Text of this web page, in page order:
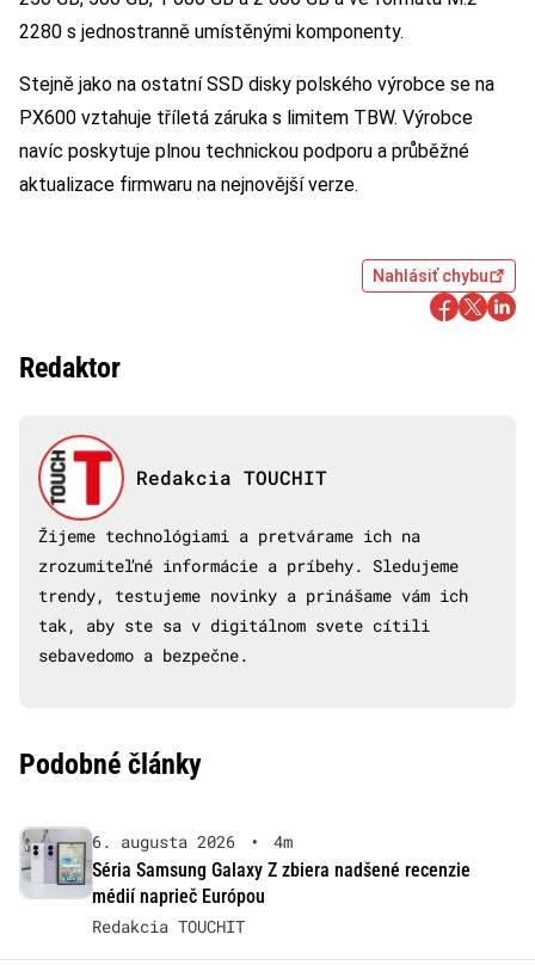
2280 s jednostranně umístěnými komponenty.
Stejně jako na ostatní SSD disky polského výrobce se na
PX600 vztahuje tříletá záruka s limitem TBW. Výrobce
navíc poskytuje plnou technickou podporu a průběžné
aktualizace firmwaru na nejnovější verze.
Nahlásiť chybu
Redaktor
Redakcia TOUCHIT
Žijeme technológiami a pretvárame ich na
zrozumiteľné informácie a príbehy. Sledujeme
trendy, testujeme novinky a prinášame vám ich
tak, aby ste sa v digitálnom svete cítili
sebavedomo a bezpečne.
Podobné články
6. augusta 2026 •
4m
Séria Samsung Galaxy Z zbiera nadšené recenzie
médií naprieč Európou
Redakcia TOUCHIT